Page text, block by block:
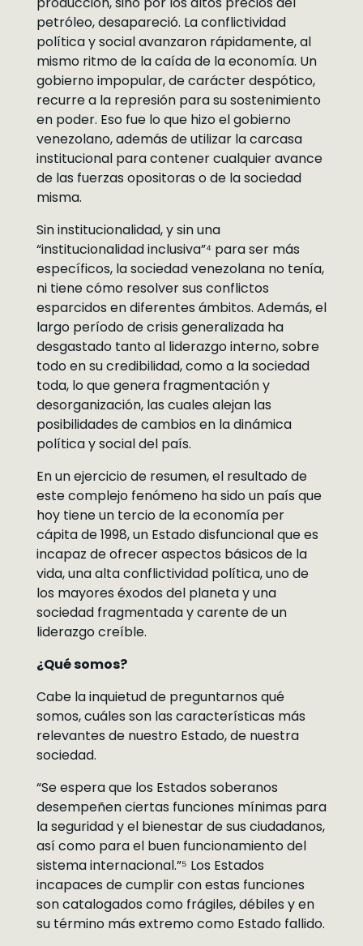
petróleo, desapareció. La conflictividad
política y social avanzaron rápidamente, al
mismo ritmo de la caída de la economía. Un
gobierno impopular, de carácter despótico,
recurre a la represión para su sostenimiento
en poder. Eso fue lo que hizo el gobierno
venezolano, además de utilizar la carcasa
institucional para contener cualquier avance
de las fuerzas opositoras o de la sociedad
misma.
Sin institucionalidad, y sin una
“institucionalidad inclusiva”⁴ para ser más
específicos, la sociedad venezolana no tenía,
ni tiene cómo resolver sus conflictos
esparcidos en diferentes ámbitos. Además, el
largo período de crisis generalizada ha
desgastado tanto al liderazgo interno, sobre
todo en su credibilidad, como a la sociedad
toda, lo que genera fragmentación y
desorganización, las cuales alejan las
posibilidades de cambios en la dinámica
política y social del país.
En un ejercicio de resumen, el resultado de
este complejo fenómeno ha sido un país que
hoy tiene un tercio de la economía per
cápita de 1998, un Estado disfuncional que es
incapaz de ofrecer aspectos básicos de la
vida, una alta conflictividad política, uno de
los mayores éxodos del planeta y una
sociedad fragmentada y carente de un
liderazgo creíble.
¿Qué somos?
Cabe la inquietud de preguntarnos qué
somos, cuáles son las características más
relevantes de nuestro Estado, de nuestra
sociedad.
“Se espera que los Estados soberanos
desempeñen ciertas funciones mínimas para
la seguridad y el bienestar de sus ciudadanos,
así como para el buen funcionamiento del
sistema internacional.”⁵ Los Estados
incapaces de cumplir con estas funciones
son catalogados como frágiles, débiles y en
su término más extremo como Estado fallido.